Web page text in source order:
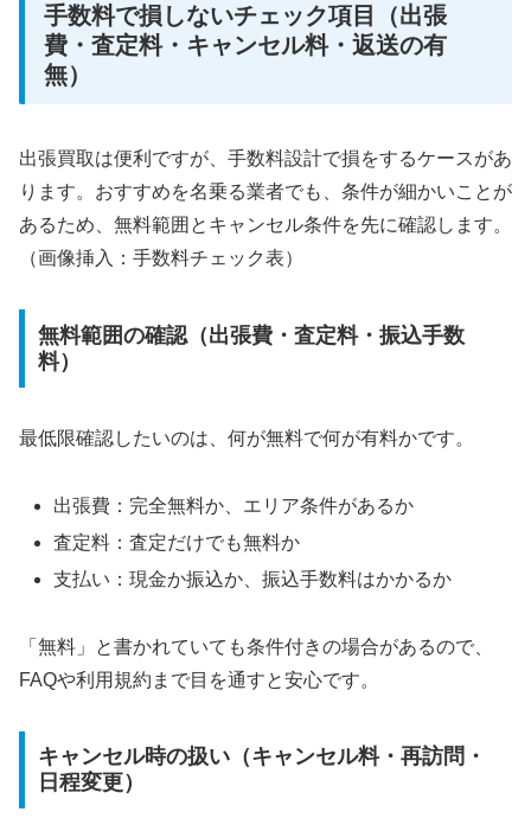
手数料で損しないチェック項目（出張
費・査定料・キャンセル料・返送の有
無）
出張買取は便利ですが、手数料設計で損をするケースがあ
ります。おすすめを名乗る業者でも、条件が細かいことが
あるため、無料範囲とキャンセル条件を先に確認します。
（画像挿入：手数料チェック表）
無料範囲の確認（出張費・査定料・振込手数
料）
最低限確認したいのは、何が無料で何が有料かです。
出張費：完全無料か、エリア条件があるか
査定料：査定だけでも無料か
支払い：現金か振込か、振込手数料はかかるか
「無料」と書かれていても条件付きの場合があるので、
FAQや利用規約まで目を通すと安心です。
キャンセル時の扱い（キャンセル料・再訪問・
日程変更）